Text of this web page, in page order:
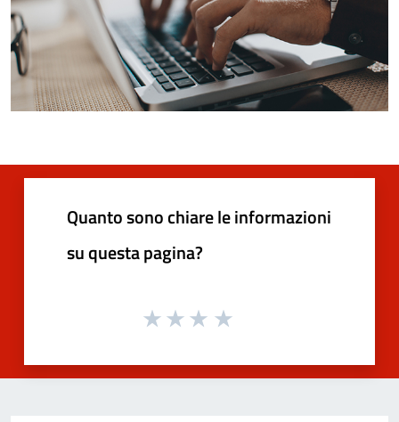
Quanto sono chiare le informazioni
su questa pagina?